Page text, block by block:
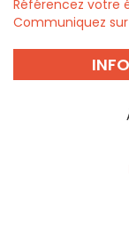
Référencez votre
Communiquez